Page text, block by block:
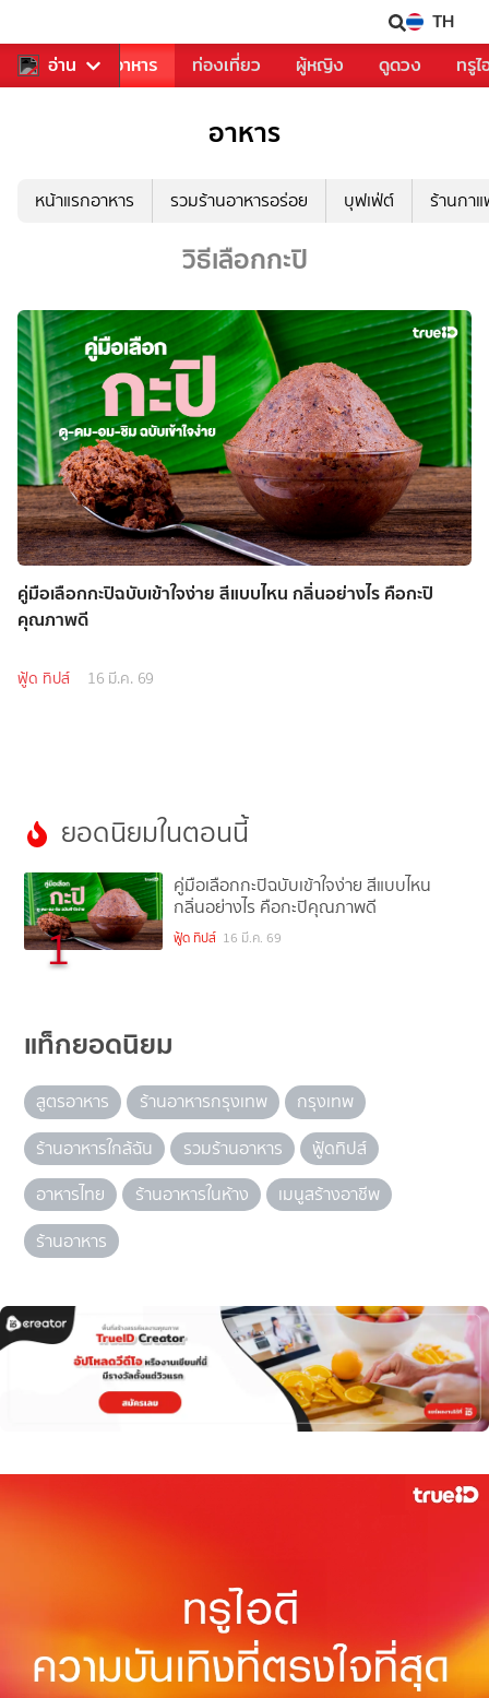
เข้าสู่ระบบ
อ่าน
รวงการเพลง อาหาร ท่องเที่ยว ผู้หญิง ดูดวง
อาหาร
หน้าแรกอาหาร รวมร้านอาหารอร่อย บุฟเฟ่ต์ ร้านกา
วิธีเลือกกะปิ
คู่มือเลือกกะปิฉบับเข้าใจง่าย สีแบบไหน กลิ่นอย่างไร คือกะปิ
คุณภาพดี
ฟู้ด ทิปส์ 16 มี.ค. 69
ยอดนิยมในตอนนี้
1
คู่มือเลือกกะปิฉบับเข้าใจง่าย สีแบบไหน
กลิ่นอย่างไร คือกะปิคุณภาพดี
ฟู้ด ทิปส์
แท็กยอดนิยม
สูตรอาหาร ร้านอาหารกรุงเทพ
กรุงเทพ
ร้านอาหารใกล้ฉัน
รวมร้านอาหาร
ฟู้ดทิปส์
อาหารไทย
ร้านอาหารในห้าง
เมนูสร้างอาชีพ
ร้านอาหาร